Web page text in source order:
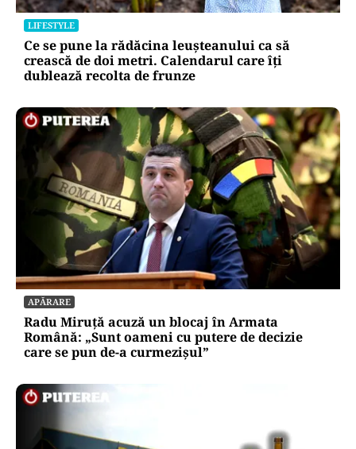
LIFESTYLE
Ce se pune la rădăcina leușteanului ca să
crească de doi metri. Calendarul care îți
dublează recolta de frunze
APĂRARE
Radu Miruță acuză un blocaj în Armata
Română: „Sunt oameni cu putere de decizie
care se pun de-a curmezișul”